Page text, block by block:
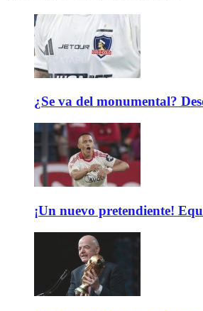
¿Se va del monumental?
¡Un nuevo pretendiente!